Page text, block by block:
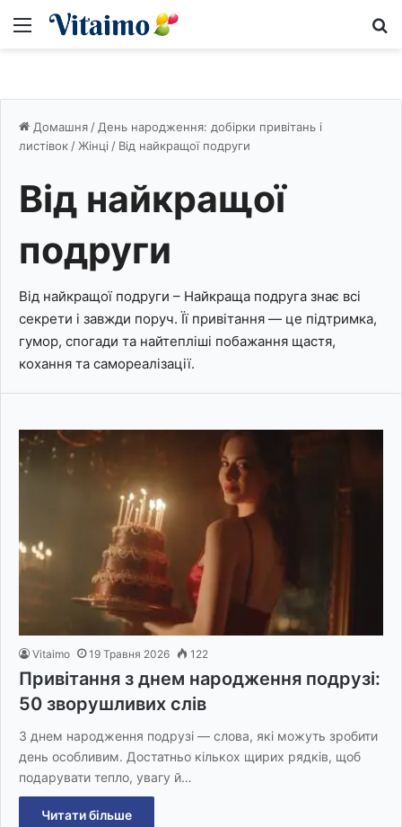
Меню
Домашня / День народження: добірки привітань і
листівок / Жінці / Від найкращої подруги
Від найкращої
подруги
Від найкращої подруги – Найкраща подруга знає всі
секрети і завжди поруч. Її привітання — це підтримка,
гумор, спогади та найтепліші побажання щастя,
кохання та самореалізації.
Vitaimo 19 Травня 2026 122
Привітання з днем народження подрузі:
50 зворушливих слів
З днем народження подрузі — слова, які можуть зробити
день особливим. Достатньо кількох щирих рядків, щоб
подарувати тепло, увагу й…
Читати більше